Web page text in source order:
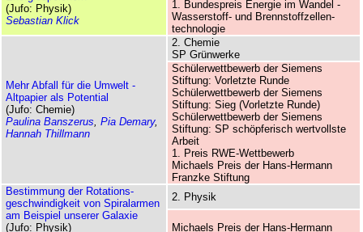
(Jufo: Physik)
Sebastian Klick
1. Bundes­preis Energie im Wandel -
Wasserstoff- und Brennstoff­zellen­
technologie
Mehr Abfall für die Umwelt -
Altpapier als Potential
(Jufo: Chemie)
Paulina Banszerus Pia Demary,
Hannah Thillmann
2. Chemie
SP Grünwerke
Schüler­wett­bewerb der Siemens
Stiftung: Vorletzte Runde
Schüler­wett­bewerb der Siemens
Stiftung: Sieg (Vorletzte Runde)
Schüler­wett­bewerb der Siemens
Stiftung: SP schöpferisch wertvollste
Arbeit
1. Preis RWE-Wettbewerb
Michaels Preis der Hans-Hermann
Franzke Stiftung
Bestimmung der Rotations­
geschwindigkeit von Spiralarmen
am Beispiel unserer Galaxie
(Jufo: Physik)
2. Physik
Michaels Preis der Hans-Hermann